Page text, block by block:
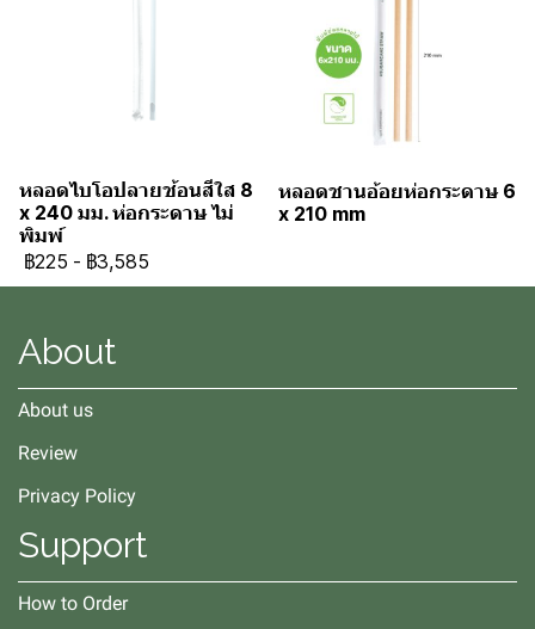
หลอดไบโอปลายช้อนสีใส 8
x 240 มม. ห่อกระดาษ ไม่
พิมพ์
฿225 - ฿3,585
หลอดชานอ้อยห่อกระดาษ 6
x 210 mm
About
About us
Review
Privacy Policy
Support
How to Order